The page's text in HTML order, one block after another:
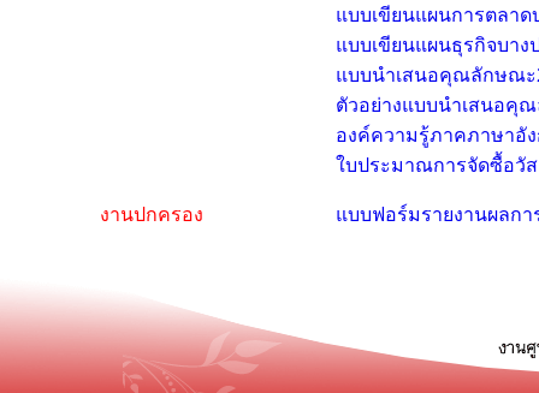
แบบเขียนแผนการตลาด
แบบเขียนแผนธุรกิจบาง
แบบนำเสนอคุณลักษณะ
ตัวอย่างแบบนำเสนอคุ
องค์ความรู้ภาคภาษาอัง
ใบประมาณการจัดซื้อวัส
งานปกครอง แบบฟอร์มรายงานผลกา